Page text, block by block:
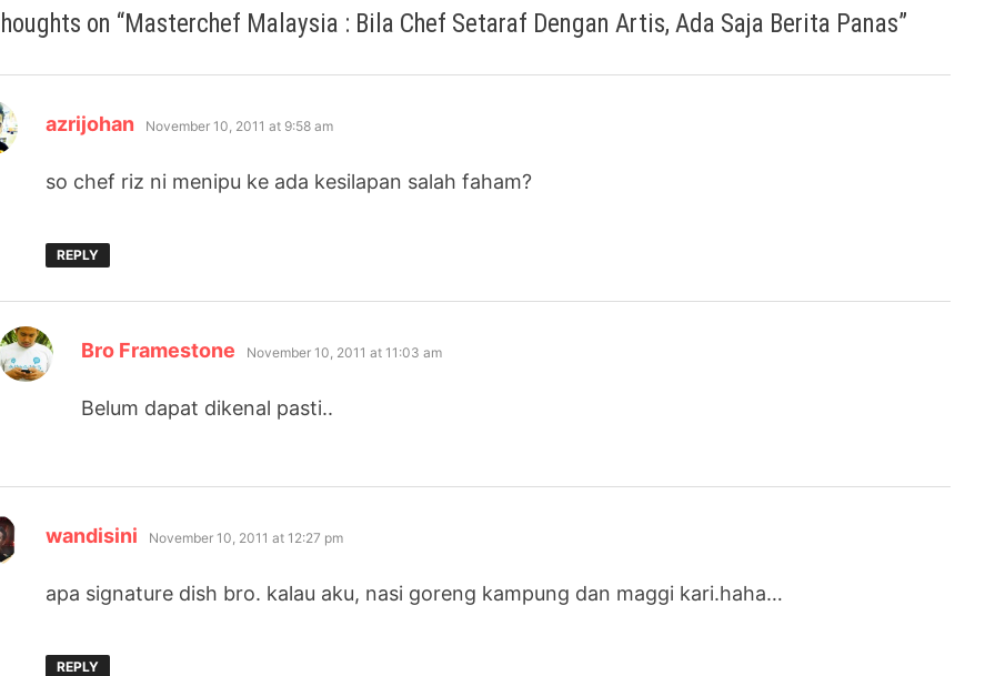
on “Masterchef Malaysia : Bila Chef Setaraf Dengan Artis, Ada Saja Berita Panas”
azrijohan says:
November 10, 2011 at 9:58 am
so chef riz ni menipu ke ada kesilapan salah faham?
REPLY
Bro Framestone says:
November 10, 2011 at 11:03 am
Belum dapat dikenal pasti..
wandisini says:
November 10, 2011 at 12:27 pm
apa signature dish bro. kalau aku, nasi goreng kampung dan maggi kari.haha…
REPLY